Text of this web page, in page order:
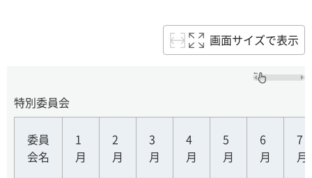
画面サイズで表示
特別委員会
委員
会名
1
月
2
月
3
月
4
月
5
月
6
月
7
月